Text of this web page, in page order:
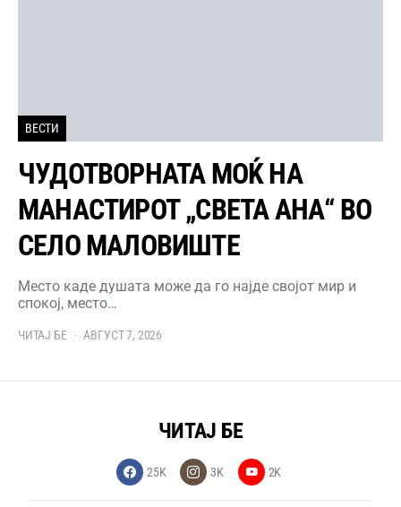
ВЕСТИ
ЧУДОТВОРНАТА МОЌ НА
МАНАСТИРОТ „СВЕТА АНА“ ВО
СЕЛО МАЛОВИШТЕ
Место каде душата може да го најде својот мир и
спокој, место…
ЧИТАЈ БЕ АВГУСТ 7, 2026
ЧИТАЈ БЕ
25K 3K 2K